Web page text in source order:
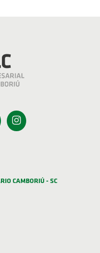
CAMBORIÚ - SC